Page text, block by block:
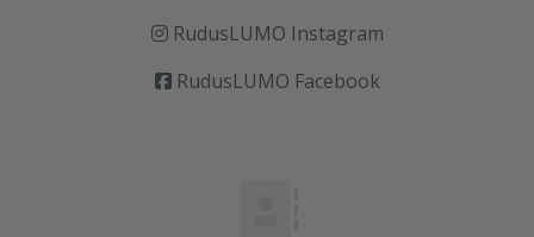
RudusLUMO Instagram
RudusLUMO Facebook